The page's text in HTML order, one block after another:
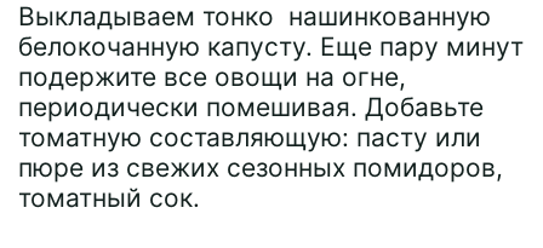
Выкладываем тонко нашинкованную
белокочанную капусту. Еще пару минут
подержите все овощи на огне,
периодически помешивая. Добавьте
томатную составляющую: пасту или
пюре из свежих сезонных помидоров,
томатный сок.